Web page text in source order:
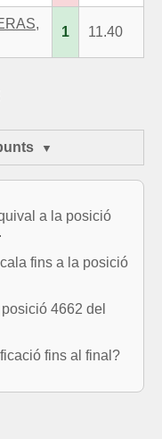
1 11.40
a la posició
fins a la posició
4662 del
fins al final?